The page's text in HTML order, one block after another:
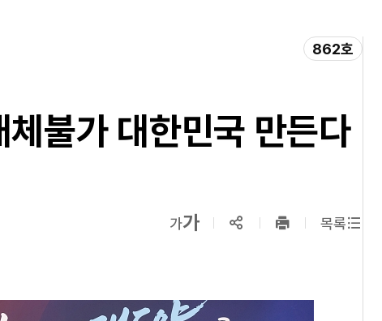
862호
불가 대한민국 만든다
가축소보기
가확대보기SNS공유
프린트
목록